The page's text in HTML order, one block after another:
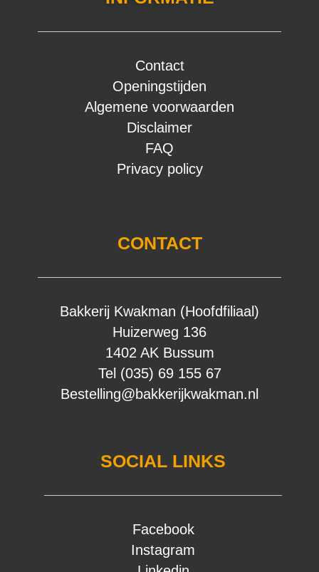
Contact
Openingstijden
Algemene voorwaarden
Disclaimer
FAQ
Privacy policy
CONTACT
Bakkerij Kwakman (Hoofdfiliaal)
Huizerweg 136
1402 AK Bussum
Tel (035) 69 155 67
Bestelling@bakkerijkwakman.nl
SOCIAL LINKS
Facebook
Instagram